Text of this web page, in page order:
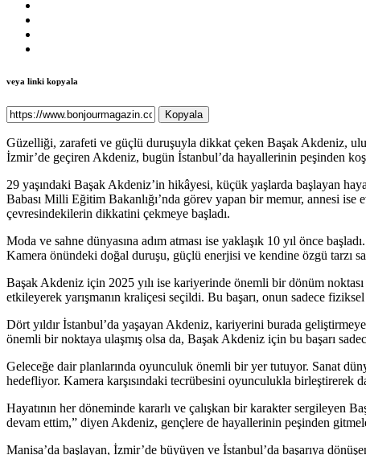
veya linki kopyala
Kopyala
Güzelliği, zarafeti ve güçlü duruşuyla dikkat çeken Başak Akdeniz,
İzmir’de geçiren Akdeniz, bugün İstanbul’da hayallerinin peşinden
29 yaşındaki Başak Akdeniz’in hikâyesi, küçük yaşlarda başlayan
Babası Milli Eğitim Bakanlığı’nda görev yapan bir memur, annesi
çevresindekilerin dikkatini çekmeye başladı.
Moda ve sahne dünyasına adım atması ise yaklaşık 10 yıl önce
Kamera önündeki doğal duruşu, güçlü enerjisi ve kendine özgü tarzı
Başak Akdeniz için 2025 yılı ise kariyerinde önemli bir dönüm
etkileyerek yarışmanın kraliçesi seçildi. Bu başarı, onun sadece
Dört yıldır İstanbul’da yaşayan Akdeniz, kariyerini burada
önemli bir noktaya ulaşmış olsa da, Başak Akdeniz için bu başarı
Geleceğe dair planlarında oyunculuk önemli bir yer tutuyor. Sanat
hedefliyor. Kamera karşısındaki tecrübesini oyunculukla birleştirerek
Hayatının her döneminde kararlı ve çalışkan bir karakter sergileyen
devam ettim,” diyen Akdeniz, gençlere de hayallerinin peşinden
Manisa’da başlayan, İzmir’de büyüyen ve İstanbul’da başarıya